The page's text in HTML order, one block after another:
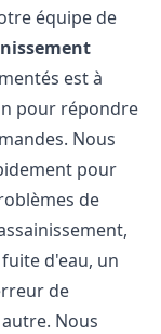
équipe de
est à
pour répondre
Nous
pour
de
d'eau, un
de
Nous